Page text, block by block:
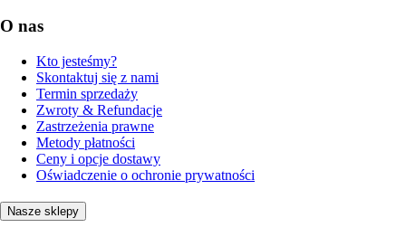
O nas
Kto jesteśmy?
Skontaktuj się z nami
Termin sprzedaży
Zwroty & Refundacje
Zastrzeżenia prawne
Metody płatności
Ceny i opcje dostawy
Oświadczenie o ochronie prywatności
Nasze sklepy